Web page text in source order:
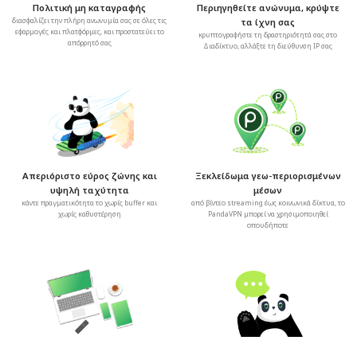
Πολιτική μη καταγραφής
διασφαλίζει την πλήρη ανωνυμία σας σε όλες τις
εφαρμογές και πλατφόρμες, και προστατεύει το
απόρρητό σας
Περιηγηθείτε ανώνυμα, κρύψτε
τα ίχνη σας
κρυπτογραφήστε τη δραστηριότητά σας στο
Διαδίκτυο, αλλάξτε τη διεύθυνση IP σας
Απεριόριστο εύρος ζώνης και
υψηλή ταχύτητα
κάντε πραγματικότητα το χωρίς buffer και
χωρίς καθυστέρηση
Ξεκλείδωμα γεω-περιορισμένων
μέσων
από βίντεο streaming έως κοινωνικά δίκτυα, το
PandaVPN μπορεί να χρησιμοποιηθεί
οπουδήποτε